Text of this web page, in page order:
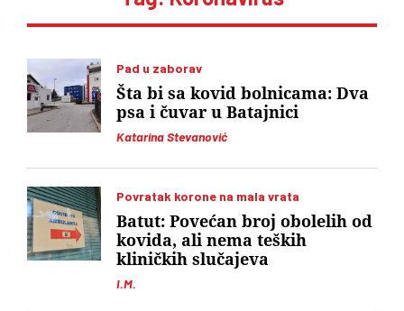
Pad u zaborav
Katarina Stevanović
Šta bi sa kovid bolnicama: Dva
psa i čuvar u Batajnici
Povratak korone na mala vrata
I.M.
Batut: Povećan broj obolelih od
kovida, ali nema teških
kliničkih slučajeva